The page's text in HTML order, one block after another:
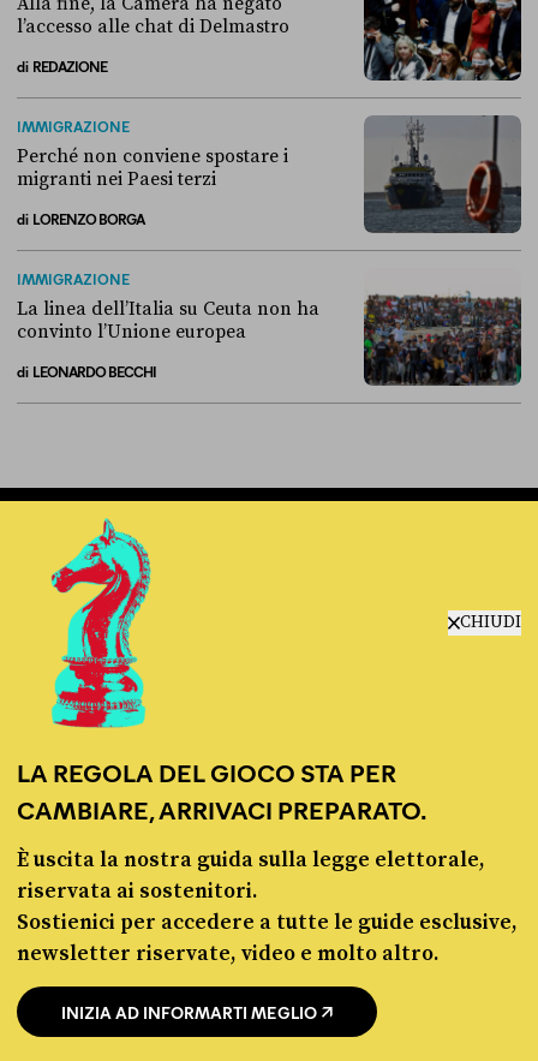
CHIUDI
LA REGOLA DEL GIOCO STA PER
CAMBIARE, ARRIVACI PREPARATO.
È uscita la nostra guida sulla legge elettorale,
riservata ai sostenitori.
Sostienici per accedere a tutte le guide esclusive,
newsletter riservate, video e molto altro.
INIZIA AD INFORMARTI MEGLIO
l’accesso alle chat di Delmastro
di REDAZIONE
IMMIGRAZIONE
Perché non conviene spostare i
migranti nei Paesi terzi
di LORENZO BORGA
IMMIGRAZIONE
La linea dell’Italia su Ceuta non ha
convinto l’Unione europea
di LEONARDO BECCHI
Fact-checking e informazione
politica dal 2012.
chi siamo
manifesto
redazione
progetti
lavora con noi
contattaci